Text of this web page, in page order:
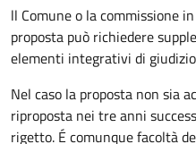
ll Comune o la commissione
proposta può richiedere
elementi integrativi di
Nel caso la proposta non sia
riproposta nei tre anni
rigetto. É comunque facoltà